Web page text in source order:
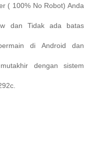
( 100% No Robot) Anda
dan Tidak ada batas
di Android dan
dengan sistem